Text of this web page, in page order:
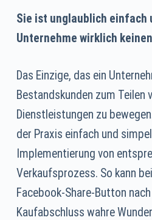
Sie ist unglaublich einfach
Unternehme wirklich
Das Einzige, das ein
Bestandskunden zum Teilen
Dienstleistungen zu
der Praxis einfach und
Implementierung von
Verkaufsprozess. So kann
Facebook-Share-Button
Kaufabschluss wahre